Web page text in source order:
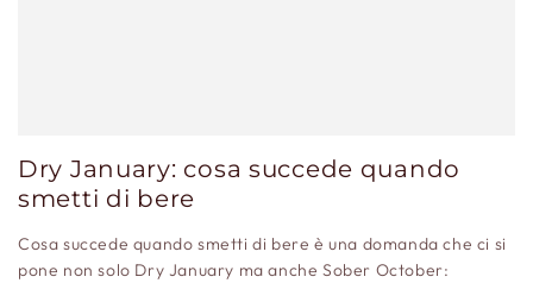
Dry January: cosa succede quando
smetti di bere
Cosa succede quando smetti di bere è una domanda che ci si
pone non solo Dry January ma anche Sober October: